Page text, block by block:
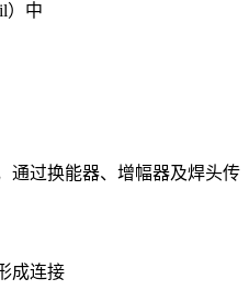
）中
通过换能器、增幅器及焊头传
成连接